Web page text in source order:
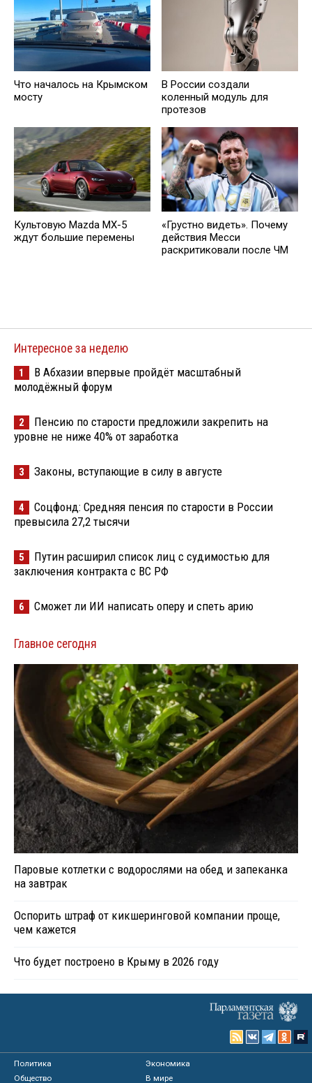
Что началось на Крымском
мосту
В России создали
коленный модуль для
протезов
Культовую Mazda MX-5
ждут большие перемены
«Грустно видеть». Почему
действия Месси
раскритиковали после ЧМ
Интересное за неделю
1
В Абхазии впервые пройдёт масштабный
молодёжный форум
2
Пенсию по старости предложили закрепить на
уровне не ниже 40% от заработка
3 Законы, вступающие в силу в августе
4
Соцфонд: Средняя пенсия по старости в России
превысила 27,2 тысячи
5
Путин расширил список лиц с судимостью для
заключения контракта с ВС РФ
6 Сможет ли ИИ написать оперу и спеть арию
Главное сегодня
Паровые котлетки с водорослями на обед и запеканка
на завтрак
Оспорить штраф от кикшеринговой компании проще,
чем кажется
Что будет построено в Крыму в 2026 году
Политика
Экономика
Общество
В мире